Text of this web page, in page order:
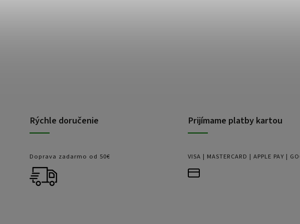
Rýchle doručenie
Doprava zadarmo od 50€
Prijímame platby kartou
VISA | MASTERCARD | APPLE PAY |